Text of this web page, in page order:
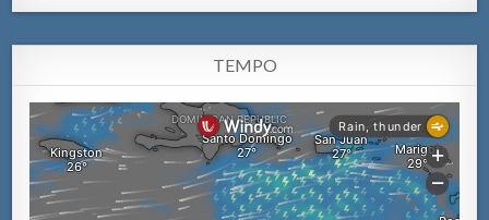
TEMPO